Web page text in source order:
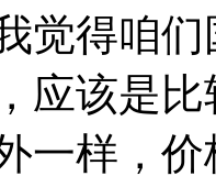
觉得咱
应该是
一样，